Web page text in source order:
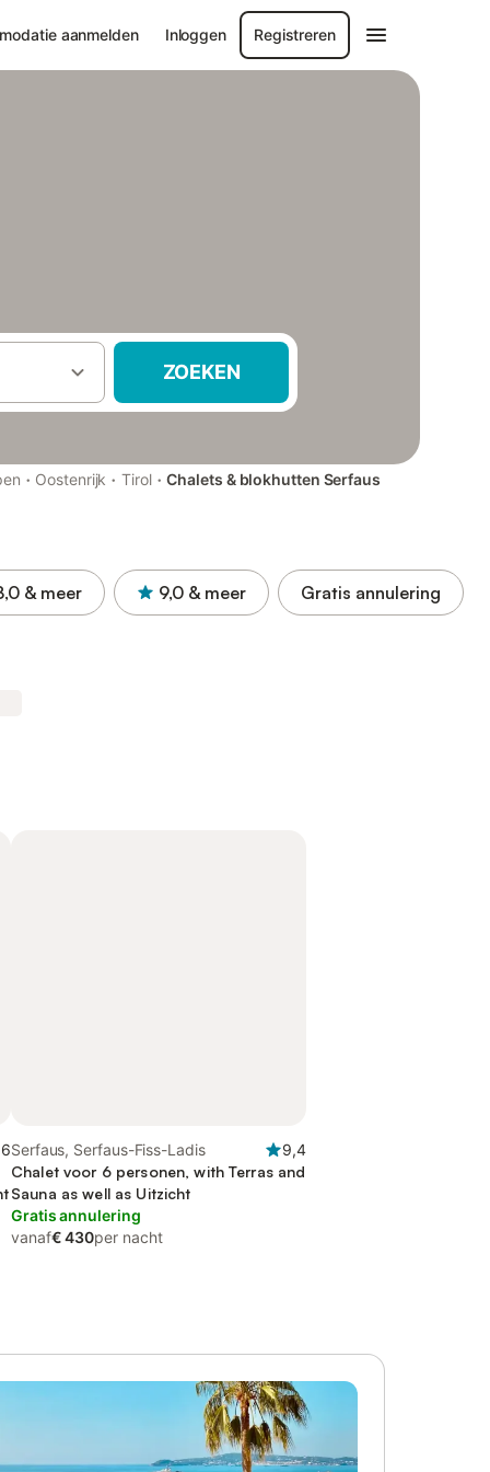
aanmelden Inloggen Registreren
ZOEKEN
· Oostenrijk · Tirol · Chalets & blokhutten Serfaus
& meer 9,0 & meer Gratis annulering
Serfaus, Serfaus-Fiss-Ladis
9,4
Chalet voor 6 personen, with Terras and
Sauna as well as Uitzicht
Gratis annulering
vanaf€ 430per nacht